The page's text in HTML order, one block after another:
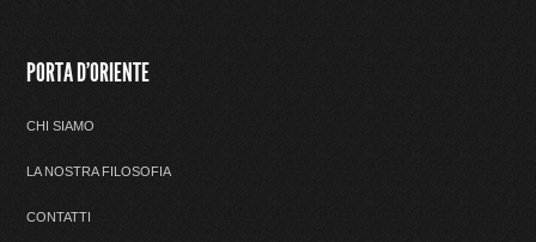
PORTA D'ORIENTE
CHI SIAMO
LA NOSTRA FILOSOFIA
CONTATTI